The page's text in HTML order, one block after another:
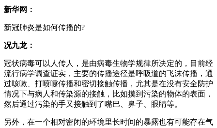
新华网：
新冠肺炎是如何传播的?
况九龙：
冠状病毒可以人传人，是由病毒生物学规律所决定的，目前经
流行病学调查证实，主要的传播途径是呼吸道的飞沫传播，通
过咳嗽、打喷嚏传播和密切接触传播，尤其是在没有安全防护
情况下与病人和传染源的接触，比如摸到污染的物体的表面，
然后通过污染的手又接触到了嘴巴、鼻子、眼睛等。
另外，在一个相对密闭的环境里长时间的暴露也有可能存在气